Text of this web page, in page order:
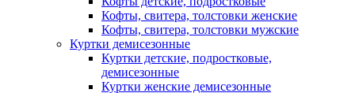
Кофты, свитера, толстовки женские
Кофты, свитера, толстовки мужские
Куртки демисезонные
Куртки детские, подростковые,
демисезонные
Куртки женские демисезонные